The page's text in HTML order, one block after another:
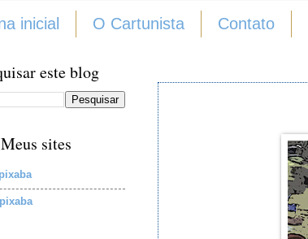
inicial O Cartunista Contato
este blog
Meus sites